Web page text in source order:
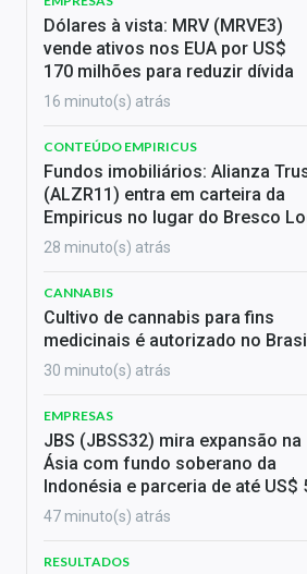
Dólares à vista: MRV (MRVE3)
vende ativos nos EUA por US$
170 milhões para reduzir dívida
16 minuto(s) atrás
CONTEÚDO EMPIRICUS
Fundos imobiliários: Alianza
(ALZR11) entra em carteira da
Empiricus no lugar do Bresco
28 minuto(s) atrás
CANNABIS
Cultivo de cannabis para fins
medicinais é autorizado no
30 minuto(s) atrás
EMPRESAS
JBS (JBSS32) mira expansão na
Ásia com fundo soberano da
Indonésia e parceria de até US$
47 minuto(s) atrás
RESULTADOS